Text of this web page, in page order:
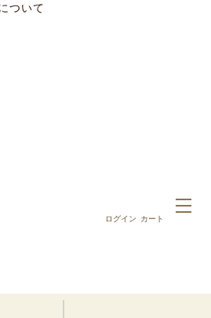
ついて
ログイン カート
フト｜祝錦 〜NISHIKI〜(Blue)(1